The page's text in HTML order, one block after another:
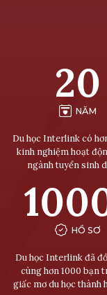
20
NĂM
Du học Interlink có
kinh nghiệm hoạt
ngành tuyển sinh
HỒ SƠ
Du học Interlink đã
cùng hơn 1000 bạn
giấc mơ du học thành